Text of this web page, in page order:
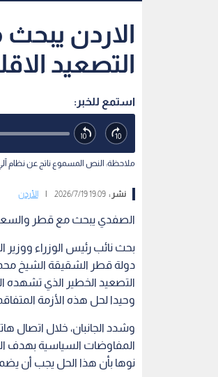
الاردن
التصعيد
استمع للخبر:
ملاحظة: النص المسموع ناتج عن نظام
نشر :19:09 2026/7/19 الأردن
الصفدي يبحث مع قطر
بحث نائب رئيس الوزراء
دولة قطر الشقيقة الشيخ محمد
التصعيد الخطير الذي تشهده
وحيدا لحل هذه الأزمة
وشدد الجانبان، خلال اتصال
المفاوضات السياسية بهدف
نوها بأن هذا الحل يجب أن